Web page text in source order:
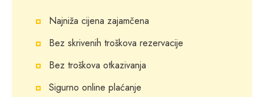
Najniža cijena zajamčena
Bez skrivenih troškova rezervacije
Bez troškova otkazivanja
Sigurno online plaćanje